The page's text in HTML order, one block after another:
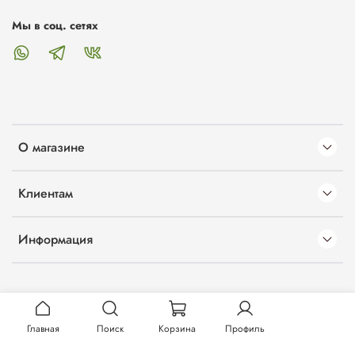
О магазине
Клиентам
Информация
Мы в соц. сетях
Главная Поиск Корзина Профиль